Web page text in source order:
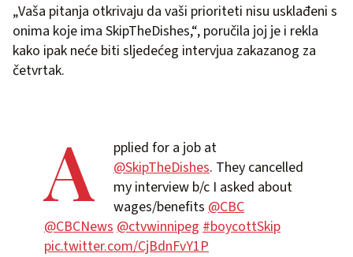
„Vaša pitanja otkrivaju da vaši prioriteti nisu usklađeni s
onima koje ima SkipTheDishes,“, poručila joj je i rekla
kako ipak neće biti sljedećeg intervjua zakazanog za
četvrtak.
A
pplied for a job at
@SkipTheDishes. They cancelled
my interview b/c I asked about
wages/benefits @CBC
@CBCNews @ctvwinnipeg #boycottSkip
pic.twitter.com/CjBdnFvY1P